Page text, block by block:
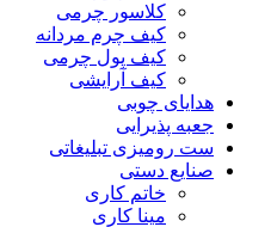
کلاسور چرمی
کیف چرم مردانه
کیف پول چرمی
کیف آرایشی
هدایای چوبی
جعبه پذیرایی
ست رومیزی تبلیغاتی
صنایع دستی
خاتم کاری
مینا کاری